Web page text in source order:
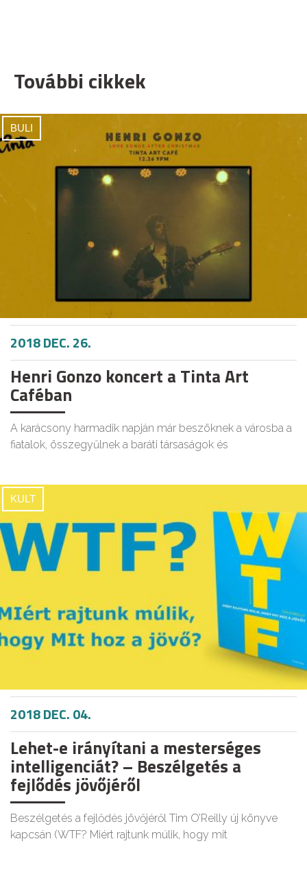
További cikkek
BULI
2018 DEC. 26.
Henri Gonzo koncert a Tinta Art
Caféban
A karácsony harmadik napján már beszöknek a városba a
fiatalok, összegyűlnek a baráti társaságok és
KULT
2018 DEC. 04.
Lehet-e irányítani a mesterséges
intelligenciát? – Beszélgetés a
fejlődés jövőjéről
Beszélgetés a fejlődés jövőjéről Tim O’Reilly új könyve
kapcsán (WTF? Miért rajtunk múlik, hogy mit